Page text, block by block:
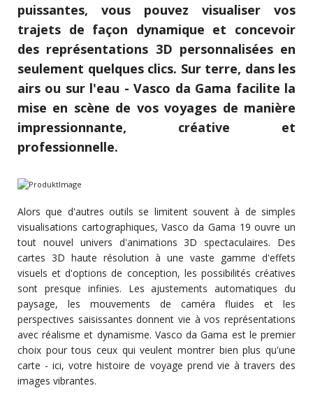
puissantes, vous pouvez visualiser vos
trajets de façon dynamique et concevoir
des représentations 3D personnalisées en
seulement quelques clics. Sur terre, dans les
airs ou sur l'eau - Vasco da Gama facilite la
mise en scène de vos voyages de manière
impressionnante, créative et
professionnelle.
Alors que d'autres outils se limitent souvent à de simples
visualisations cartographiques, Vasco da Gama 19 ouvre un
tout nouvel univers d'animations 3D spectaculaires. Des
cartes 3D haute résolution à une vaste gamme d'effets
visuels et d'options de conception, les possibilités créatives
sont presque infinies. Les ajustements automatiques du
paysage, les mouvements de caméra fluides et les
perspectives saisissantes donnent vie à vos représentations
avec réalisme et dynamisme. Vasco da Gama est le premier
choix pour tous ceux qui veulent montrer bien plus qu'une
carte - ici, votre histoire de voyage prend vie à travers des
images vibrantes.